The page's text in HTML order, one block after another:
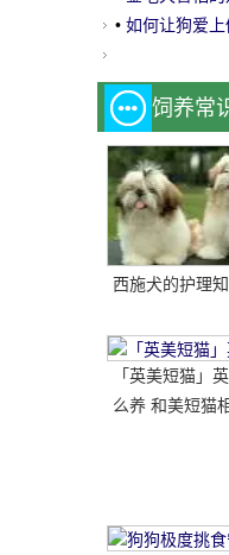
• 如何让狗爱
饲养常
西施犬的护理
「英美短猫」
么养 和美短猫